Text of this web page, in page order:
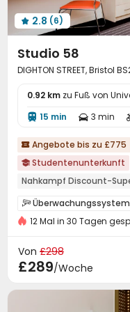
Selbststudienraum
 Spielezimmer 
 2.8 (6)
Studio 58
DIGHTON STREET, Bristol
0.92 km zu Fuß von
 15 min  3 min
 Angebote bis zu £775
 Studentenunterkunft
Nahkampf Discount-
Paket für Wasser, Strom
Überwachungssystem
Drahtloses Netzwerk
Billardtisch
12 Mal in 30 Tagen
Von £298
£289/Woche